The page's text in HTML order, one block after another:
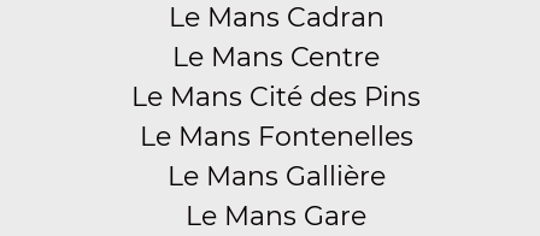
Le Mans Cadran
Le Mans Centre
Le Mans Cité des Pins
Le Mans Fontenelles
Le Mans Gallière
Le Mans Gare